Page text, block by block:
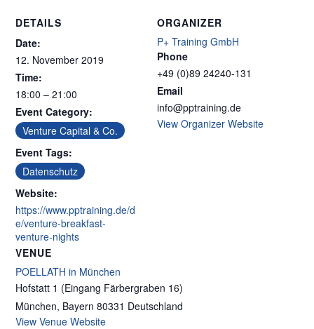
DETAILS
Date:
12. November 2019
Time:
18:00 – 21:00
Event Category:
Venture Capital & Co.
Event Tags:
Datenschutz
Website:
https://www.pptraining.de/d
e/venture-breakfast-
venture-nights
VENUE
POELLATH in München
Hofstatt 1 (Eingang Färbergraben 16)
München, Bayern 80331 Deutschland
View Venue Website
ORGANIZER
P+ Training GmbH
Phone
+49 (0)89 24240-131
Email
info@pptraining.de
View Organizer Website